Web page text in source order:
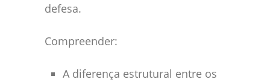
defesa.
Compreender:
A diferença estrutural entre os